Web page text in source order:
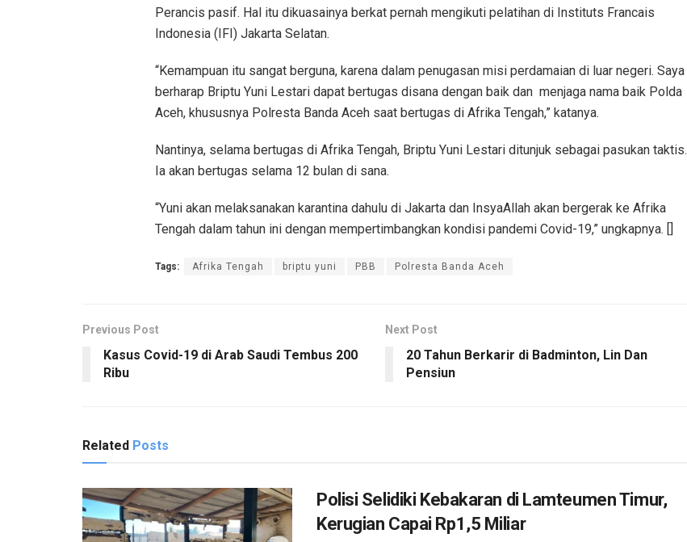
Perancis pasif. Hal itu dikuasainya berkat pernah mengikuti pelatihan di Instituts Francais
Indonesia (IFI) Jakarta Selatan.
“Kemampuan itu sangat berguna, karena dalam penugasan misi perdamaian di luar negeri. Saya
berharap Briptu Yuni Lestari dapat bertugas disana dengan baik dan menjaga nama baik Polda
Aceh, khususnya Polresta Banda Aceh saat bertugas di Afrika Tengah,” katanya.
Nantinya, selama bertugas di Afrika Tengah, Briptu Yuni Lestari ditunjuk sebagai pasukan taktis.
Ia akan bertugas selama 12 bulan di sana.
“Yuni akan melaksanakan karantina dahulu di Jakarta dan InsyaAllah akan bergerak ke Afrika
Tengah dalam tahun ini dengan mempertimbangkan kondisi pandemi Covid-19,” ungkapnya. []
Tags: Afrika Tengah briptu yuni PBB Polresta Banda Aceh
Previous Post
Kasus Covid-19 di Arab Saudi Tembus 200
Ribu
Next Post
20 Tahun Berkarir di Badminton, Lin Dan
Pensiun
Related Posts
Polisi Selidiki Kebakaran di Lamteumen Timur,
Kerugian Capai Rp1,5 Miliar